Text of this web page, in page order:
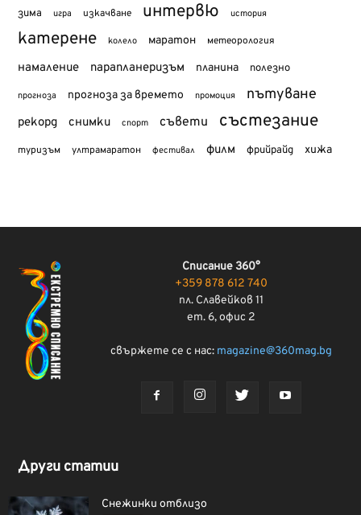
зима игра изкачване интервю история
катерене колело маратон метеорология
намаление парапланеризъм планина полезно
прогноза прогноза за времето промоция пътуване
рекорд снимки спорт съвети състезание
туризъм ултрамаратон фестивал филм фрийрайд хижа
Списание 360°
+359 878 612 740
пл. Славейков 11
ет. 6, офис 2
свържете се с нас: magazine@360mag.bg
Други статии
Снежинки отблизо